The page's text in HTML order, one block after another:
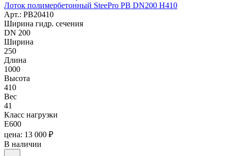
Лоток полимербетонный SteePro PB DN200 H410
Арт.: PB20410
Ширина гидр. сечения
DN 200
Ширина
250
Длина
1000
Высота
410
Вес
41
Класс нагрузки
E600
цена: 13 000 ₽
В наличии